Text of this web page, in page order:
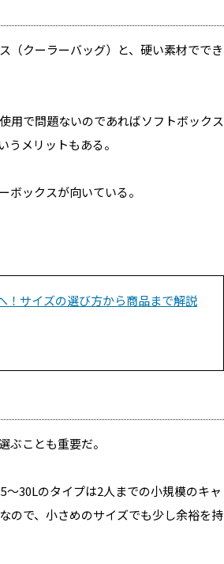
（クーラーバッグ）と、硬い素材ででき
用で問題ないのであればソフトボックス
メリットもある。
ックスが向いている。
！サイズの選び方から商品まで解説
ぶことも重要だ。
30Lのタイプは2人までの小規模のキャ
ので、小さめのサイズでも少し余裕を持